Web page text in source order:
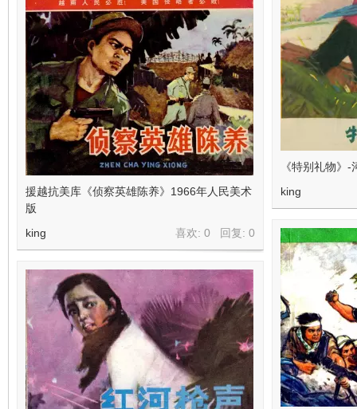
《特别礼物》
king
援越抗美库《侦察英雄陈养》1966年人民美术
版
喜欢: 0 回复: 0
king